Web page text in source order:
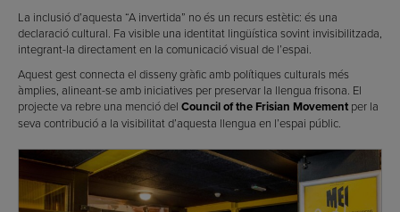
La inclusió d’aquesta “A invertida” no és un recurs estètic: és una
declaració cultural. Fa visible una identitat lingüística sovint invisibilitzada,
integrant-la directament en la comunicació visual de l’espai.
Aquest gest connecta el disseny gràfic amb polítiques culturals més
àmplies, alineant-se amb iniciatives per preservar la llengua frisona. El
projecte va rebre una menció del Council of the Frisian Movement per la
seva contribució a la visibilitat d’aquesta llengua en l’espai públic.